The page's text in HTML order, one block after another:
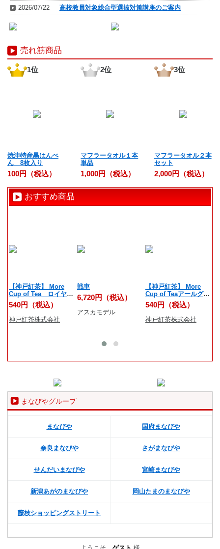
2026/07/22
高校教員対象総合型選抜対策講座のご案内
売れ筋商品
1位
焼津特産黒はんぺ
ん 8枚入り
100円（税込）
2位
マフラータオル１本
単品
1,000円（税込）
3位
マフラータオル２本
セット
2,000円（税込）
おすすめ商品
【神戸紅茶】 More
Cup of Tea ロイヤル
ダージリン 7ティーバ
ッグス
540円（税込）
神戸紅茶株式会社
戦車
6,720円（税込）
アスカモデル
【神戸紅茶】 More
Cup of Teaアールグレ
イオレンジリッチ 7テ
ィーバッグス
540円（税込）
神戸紅茶株式会社
まなびやグループ
まなびや 国府まなびや
奈良まなびや さがまなびや
せんだいまなびや 宮崎まなびや
新潟あがのまなびや 岡山たまのまなびや
藤枝ショッピングストリート